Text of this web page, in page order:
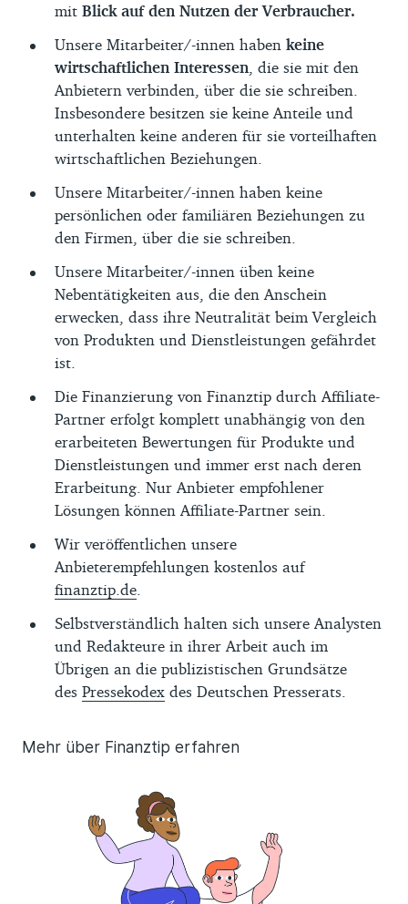
mit Blick auf den Nutzen der Verbraucher.
Unsere Mitarbeiter/-innen haben keine
wirtschaftlichen Interessen , die sie mit den
Anbietern verbinden, über die sie schreiben.
Insbesondere besitzen sie keine Anteile und
unterhalten keine anderen für sie vorteilhaften
wirtschaftlichen Beziehungen.
Unsere Mitarbeiter/-innen haben keine
persönlichen oder familiären Beziehungen zu
den Firmen, über die sie schreiben.
Unsere Mitarbeiter/-innen üben keine
Nebentätigkeiten aus, die den Anschein
erwecken, dass ihre Neutralität beim Vergleich
von Produkten und Dienstleistungen gefährdet
ist.
Die Finanzierung von Finanztip durch Affiliate-
Partner erfolgt komplett unabhängig von den
erarbeiteten Bewertungen für Produkte und
Dienstleistungen und immer erst nach deren
Erarbeitung. Nur Anbieter empfohlener
Lösungen können Affiliate-Partner sein.
Wir veröffentlichen unsere
Anbieterempfehlungen kostenlos auf
finanztip.de
Selbstverständlich halten sich unsere Analysten
und Redakteure in ihrer Arbeit auch im
Übrigen an die publizistischen Grundsätze
des Pressekodex des Deutschen Presserats.
Mehr über Finanztip erfahren